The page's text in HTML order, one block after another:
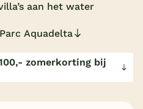
aan het water
Aquadelta
zomerkorting bij